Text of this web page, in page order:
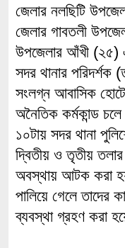
জেলার নলছিটি
জেলার গাবতলী
উপজেলার আঁখী (২৫)
সদর থানার পরিদর্শক
সংলগ্ন আবাসিক
অনৈতিক কর্মকান্ড
১০টায় সদর থানা
দ্বিতীয় ও তৃতীয়
অবস্থায় আটক করা
পালিয়ে গেলে
ব্যবস্থা গ্রহণ করা